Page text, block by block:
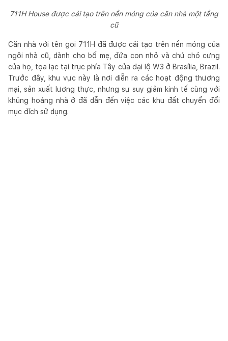
711H House được cải tạo trên nền móng của căn nhà một tầng
cũ
Căn nhà với tên gọi 711H đã được cải tạo trên nền móng của
ngôi nhà cũ, dành cho bố mẹ, đứa con nhỏ và chú chó cưng
của họ, tọa lạc tại trục phía Tây của đại lộ W3 ở Brasília, Brazil.
Trước đây, khu vực này là nơi diễn ra các hoạt động thương
mại, sản xuất lương thực, nhưng sự suy giảm kinh tế cùng với
khủng hoảng nhà ở đã dẫn đến việc các khu đất chuyển đổi
mục đích sử dụng.